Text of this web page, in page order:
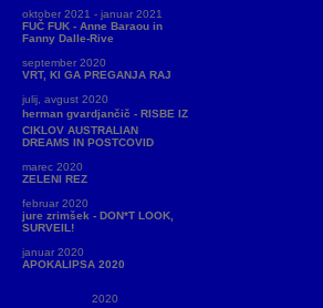
oktober 2021 - januar 2021
FUČ FUK - Anne Baraou in
Fanny Dalle-Rive
september 2020
VRT, KI GA PREGANJA RAJ
julij, avgust 2020
herman gvardjančič - RISBE IZ
CIKLOV AUSTRALIAN
DREAMS IN POSTCOVID
marec 2020
ZELENI REZ
februar 2020
jure zrimšek - DON*T LOOK,
SURVEIL!
januar 2020
APOKALIPSA 2020
2020